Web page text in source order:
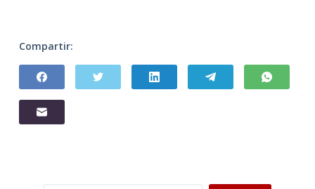
Compartir: